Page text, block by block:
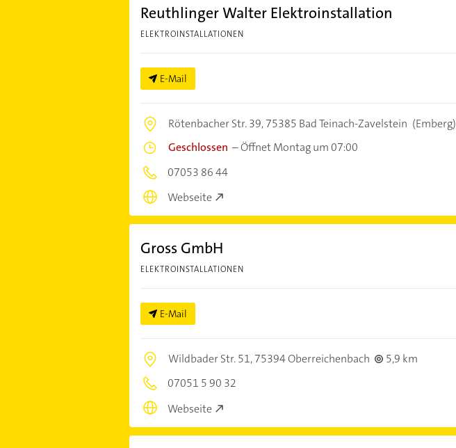
Reuthlinger Walter Elektroinstallation
ELEKTROINSTALLATIONEN
E-Mail
Rötenbacher Str. 39,75385 Bad Teinach-Zavelstein (Emberg)
Geschlossen –Öffnet Montag um 07:00
07053 86 44
Webseite
Gross GmbH
ELEKTROINSTALLATIONEN
E-Mail
Wildbader Str. 51,75394 Oberreichenbach
5,9 km
07051 5 90 32
Webseite